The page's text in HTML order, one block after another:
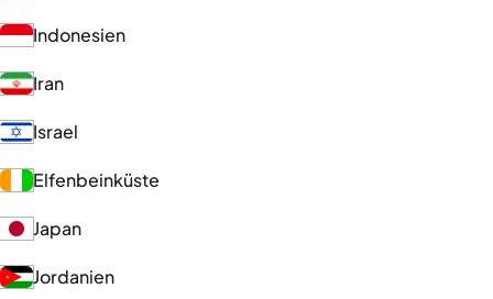
Indonesien
Iran
Israel
Elfenbeinküste
Japan
Jordanien